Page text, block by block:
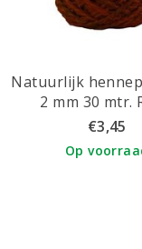
Natuurlijk
2 mm 30 mtr.
€3,45
Op